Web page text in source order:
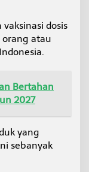
dosis
orang atau
Bertahan
2027
yang
sebanyak